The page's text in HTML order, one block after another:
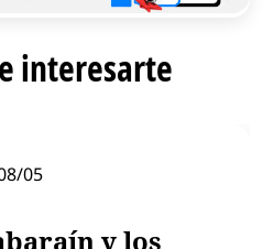
interesarte
05
y los